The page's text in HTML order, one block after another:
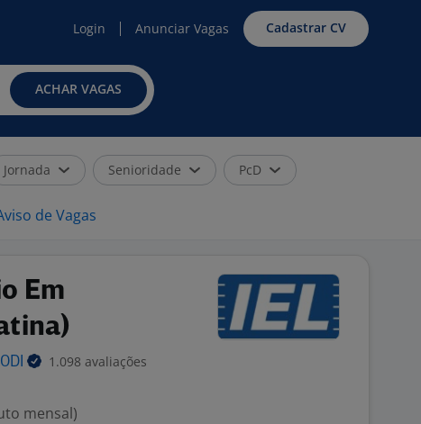
Login Anunciar Vagas Cadastrar CV
ACHAR VAGAS
Jornada Senioridade PcD
de Vagas
Em
1.098 avaliações
mensal)